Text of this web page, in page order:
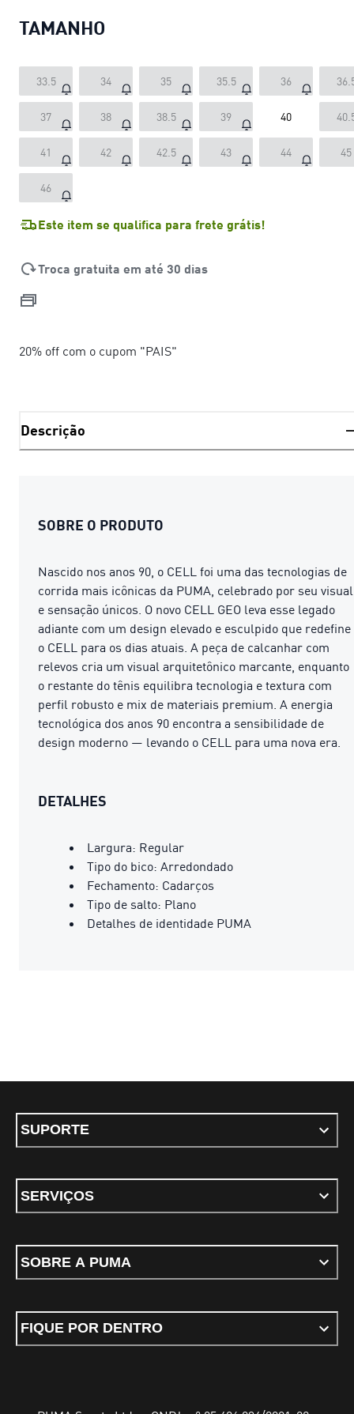
TAMANHO
33.5 34 35 35.5 36
37 38 38.5 39 40
41 42 42.5 43 44 45
46
Este item se qualifica para frete grátis!
Troca gratuita em até 30 dias
20% off com o cupom "PAIS"
Descrição
SOBRE O PRODUTO
Nascido nos anos 90, o CELL foi uma das tecnologias de
corrida mais icônicas da PUMA, celebrado por seu visual
e sensação únicos. O novo CELL GEO leva esse legado
adiante com um design elevado e esculpido que redefine
o CELL para os dias atuais. A peça de calcanhar com
relevos cria um visual arquitetônico marcante, enquanto
o restante do tênis equilibra tecnologia e textura com
perfil robusto e mix de materiais premium. A energia
tecnológica dos anos 90 encontra a sensibilidade de
design moderno — levando o CELL para uma nova era.
DETALHES
Largura: Regular
Tipo do bico: Arredondado
Fechamento: Cadarços
Tipo de salto: Plano
Detalhes de identidade PUMA
SUPORTE
SERVIÇOS
SOBRE A PUMA
FIQUE POR DENTRO